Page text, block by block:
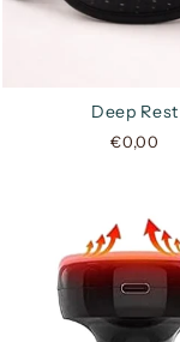
Deep Rest
€0,00